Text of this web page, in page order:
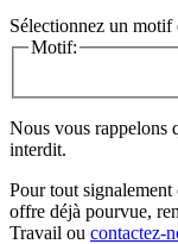
Sélectionnez un motif
Motif:
Nous vous rappelons
interdit.
Pour tout signalement
offre déjà pourvue,
Travail ou contactez-